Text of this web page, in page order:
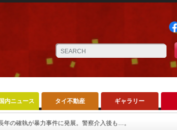
内ニュース タイ不動産 ギャラリー
の確執が暴力事件に発展。警察介入後も…。